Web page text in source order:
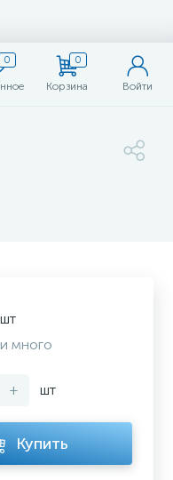
0 0
Корзина Войти
много
+ шт
Купить